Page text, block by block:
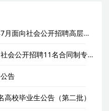
辽宁省疾病预防控制中心2026年7月面向社会公开招聘高层次和急需紧缺人才公告
辽宁省东港市中医院2026年面向社会公开招聘11名合同制专业技术人员公告
告
校毕业生公告（第二批）